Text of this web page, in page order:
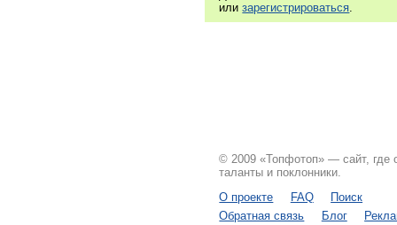
илизарегистрироваться
© 2009 «Топфотоп» — сайт, где
таланты и поклонники.
О проекте
FAQ
Поиск
Обратная связь
Блог